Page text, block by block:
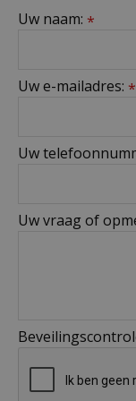
Uw naam: *
Uw e-mailadres: *
Uw
Uw vraag of